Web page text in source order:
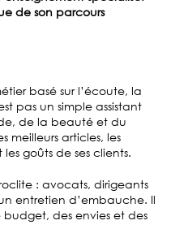
de son parcours
basé sur l’écoute, la
pas un simple assistant
de la beauté et du
articles, les
goûts de ses clients.
: avocats, dirigeants
entretien d’embauche. Il
des envies et des